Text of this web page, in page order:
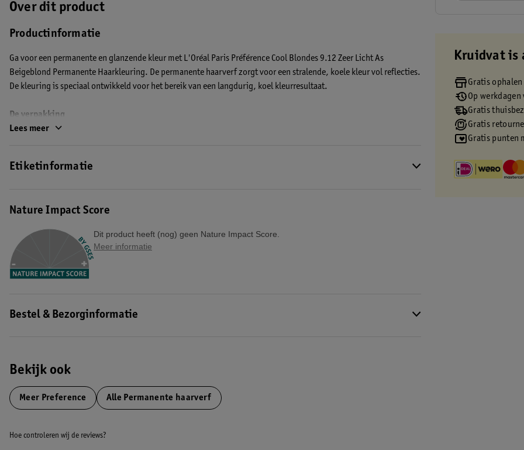
Over dit product
Productinformatie
Ga voor een permanente en glanzende kleur met L'Oréal Paris Préférence Cool Blondes 9.12 Zeer Licht As
Beigeblond Permanente Haarkleuring. De permanente haarverf zorgt voor een stralende, koele kleur vol reflecties.
De kleuring is speciaal ontwikkeld voor het bereik van een langdurig, koel kleurresultaat.
De verpakking
In de verpakking van Préférence Cool Blondes vind je vijf componenten: de kleurgel, de ontwikkelcrème, het anti
Hoe gebruik je de haarkleuring?
Het haarmasker is verrijkt met paarse pigmenten die zijn toegevoegd om gele ondertonen te neutraliseren. Gebruik
EAN code:3600523948031
Lees meer
Etiketinformatie
Nature Impact Score
Dit product heeft (nog) geen Nature Impact Score.
Meer informatie
Bestel & Bezorginformatie
Bekijk ook
Meer Preference Alle Permanente haarverf
Kruidvat is
Gratis
Op
Gratis
Gratis
Gratis punten
Hoe controleren wij de reviews?